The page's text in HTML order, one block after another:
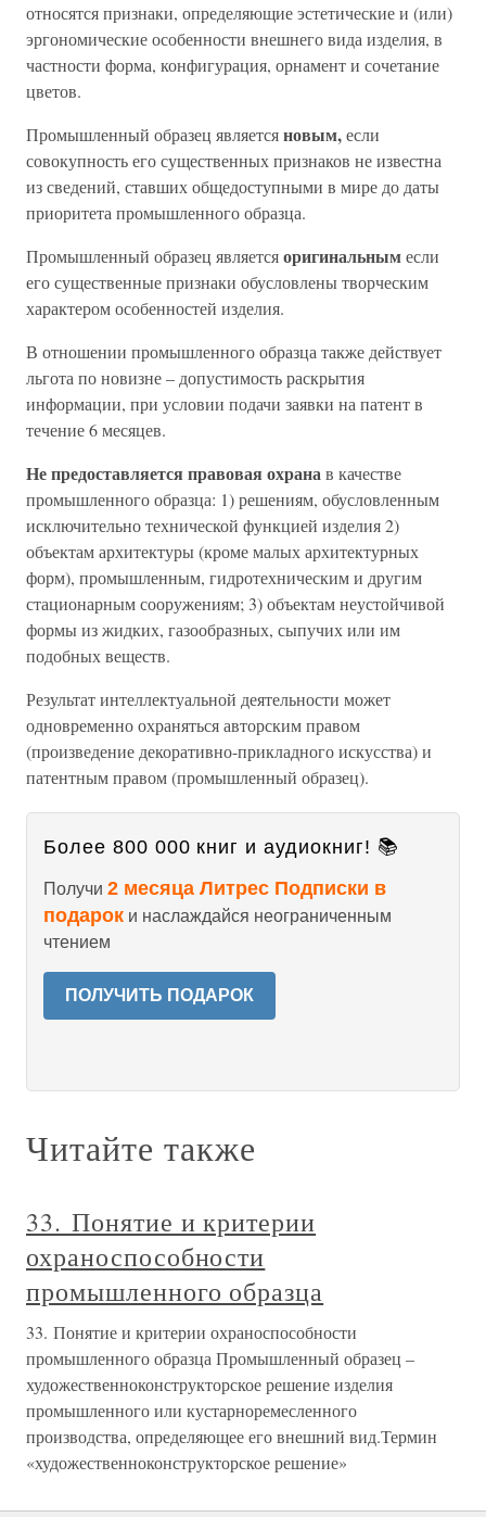
относятся признаки, определяющие эстетические и (или)
эргономические особенности внешнего вида изделия, в
частности форма, конфигурация, орнамент и сочетание
цветов.
Промышленный образец являетсяновым,если
совокупность его существенных признаков не известна
из сведений, ставших общедоступными в мире до даты
приоритета промышленного образца.
Промышленный образец являетсяоригинальнымесли
его существенные признаки обусловлены творческим
характером особенностей изделия.
В отношении промышленного образца также действует
льгота по новизне – допустимость раскрытия
информации, при условии подачи заявки на патент в
течение 6 месяцев.
Не предоставляется правовая охранав качестве
промышленного образца: 1) решениям, обусловленным
исключительно технической функцией изделия 2)
объектам архитектуры (кроме малых архитектурных
форм), промышленным, гидротехническим и другим
стационарным сооружениям; 3) объектам неустойчивой
формы из жидких, газообразных, сыпучих или им
подобных веществ.
Результат интеллектуальной деятельности может
одновременно охраняться авторским правом
(произведение декоративно-прикладного искусства) и
патентным правом (промышленный образец).
Более 800 000 книг и аудиокниг! 📚
Получи 2 месяца Литрес Подписки в
подарок и наслаждайся неограниченным
чтением
ПОЛУЧИТЬ ПОДАРОК
Читайте также
33. Понятие и критерии
охраноспособности
промышленного образца
33. Понятие и критерии охраноспособности
промышленного образца Промышленный образец –
художественноконструкторское решение изделия
промышленного или кустарноремесленного
производства, определяющее его внешний вид.Термин
«художественноконструкторское решение»